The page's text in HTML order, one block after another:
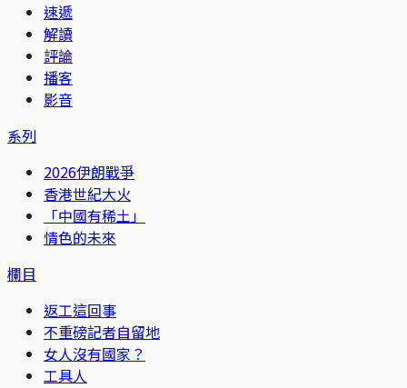
速遞
解讀
評論
播客
影音
系列
2026伊朗戰爭
香港世紀大火
「中國有稀土」
情色的未來
欄目
返工這回事
不重磅記者自留地
女人沒有國家？
工具人